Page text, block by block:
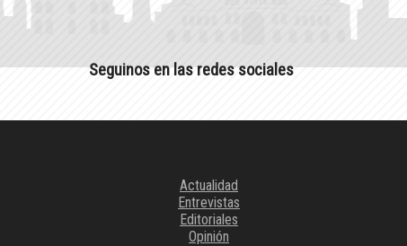
Seguinos en las redes sociales
Actualidad
Entrevistas
Editoriales
Opinión